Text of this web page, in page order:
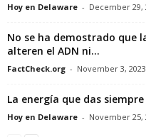
Hoy en Delaware - December 29,
No se ha demostrado que
alteren el ADN ni...
FactCheck.org - November 3, 2023
La energía que das
Hoy en Delaware - November 25,